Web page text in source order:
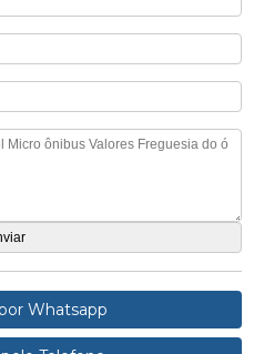
Whatsapp